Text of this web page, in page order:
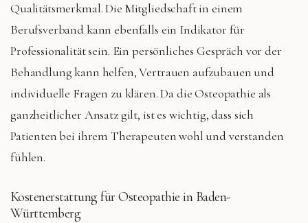
Qualitätsmerkmal. Die Mitgliedschaft in einem
Berufsverband kann ebenfalls ein Indikator für
Professionalität sein. Ein persönliches Gespräch vor der
Behandlung kann helfen, Vertrauen aufzubauen und
individuelle Fragen zu klären. Da die Osteopathie als
ganzheitlicher Ansatz gilt, ist es wichtig, dass sich
Patienten bei ihrem Therapeuten wohl und verstanden
fühlen.
Kostenerstattung für Osteopathie in Baden-
Württemberg